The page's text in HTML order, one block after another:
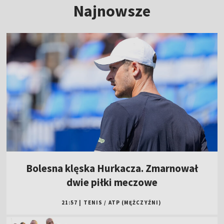
Najnowsze
Bolesna klęska Hurkacza. Zmarnował
dwie piłki meczowe
21:57 TENIS / ATP (MĘŻCZYŹNI)